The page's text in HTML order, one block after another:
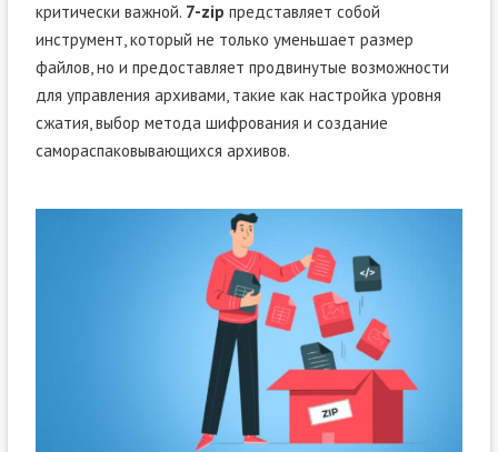
критически важной. 7-zip представляет собой
инструмент, который не только уменьшает размер
файлов, но и предоставляет продвинутые возможности
для управления архивами, такие как настройка уровня
сжатия, выбор метода шифрования и создание
самораспаковывающихся архивов.